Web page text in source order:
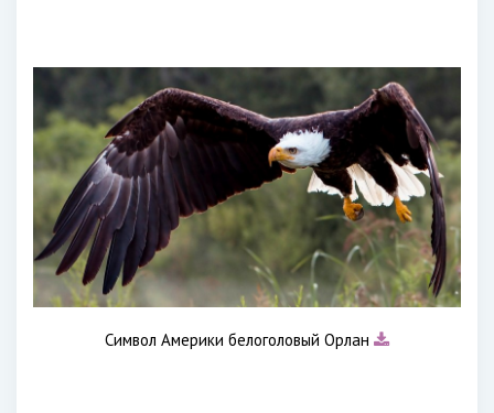
Символ Америки белоголовый Орлан